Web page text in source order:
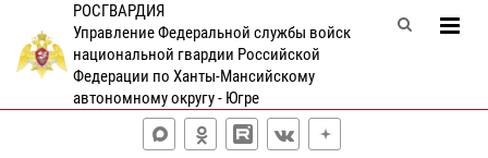
РОСГВАРДИЯ
Управление Федеральной службы войск
национальной гвардии Российской
Федерации по Ханты-Мансийскому
автономному округу - Югре